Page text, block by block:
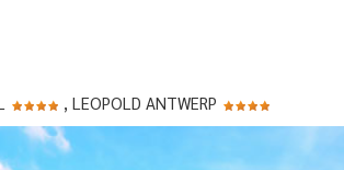
, LEOPOLD ANTWERP